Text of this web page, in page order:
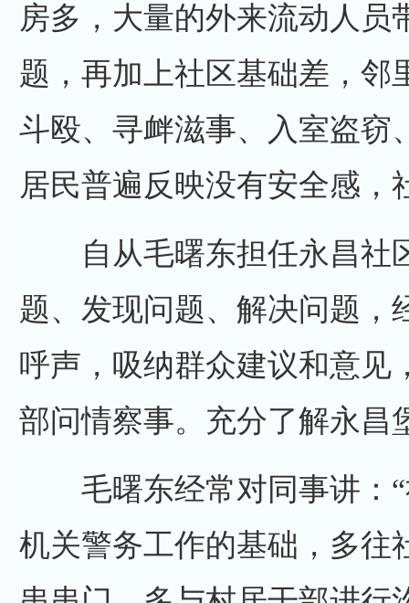
房多，大量的外来流动人员
题，再加上社区基础差，邻
斗殴、寻衅滋事、入室盗窃
居民普遍反映没有安全感，
自从毛曙东担任永昌社
题、发现问题、解决问题，
呼声，吸纳群众建议和意见
部问情察事。充分了解永昌
毛曙东经常对同事讲：“
机关警务工作的基础，多往